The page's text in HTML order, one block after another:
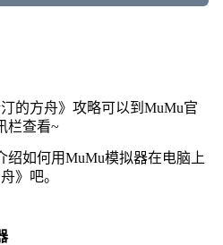
的方舟》攻略可以到MuMu官
栏查看~
绍如何用MuMu模拟器在电脑上
》吧。